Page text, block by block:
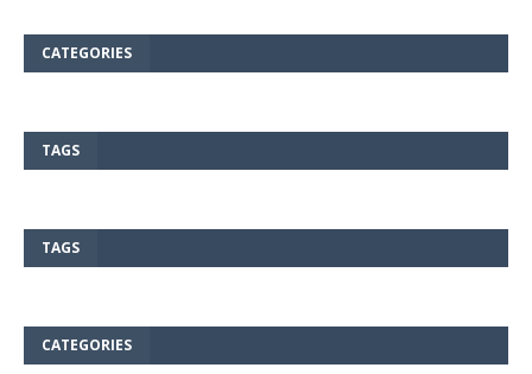
CATEGORIES
TAGS
TAGS
CATEGORIES